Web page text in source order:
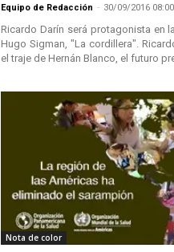
Equipo de Redacción - 30/09/2016 08:00
Ricardo Darín será protagonista en
Hugo Sigman, "La cordillera".
el traje de Hernán Blanco, el futuro
Nota de color